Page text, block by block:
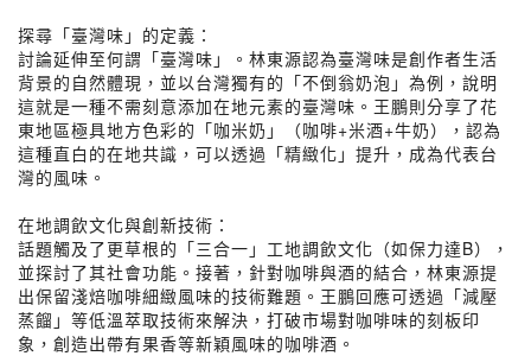
探尋「臺灣味」的定義：
討論延伸至何謂「臺灣味」。林東源認為臺灣味是創作者生活
背景的自然體現，並以台灣獨有的「不倒翁奶泡」為例，說明
這就是一種不需刻意添加在地元素的臺灣味。王鵬則分享了花
東地區極具地方色彩的「咖米奶」（咖啡+米酒+牛奶），認為
這種直白的在地共識，可以透過「精緻化」提升，成為代表台
灣的風味。
在地調飲文化與創新技術：
話題觸及了更草根的「三合一」工地調飲文化（如保力達B），
並探討了其社會功能。接著，針對咖啡與酒的結合，林東源提
出保留淺焙咖啡細緻風味的技術難題。王鵬回應可透過「減壓
蒸餾」等低溫萃取技術來解決，打破市場對咖啡味的刻板印
象，創造出帶有果香等新穎風味的咖啡酒。